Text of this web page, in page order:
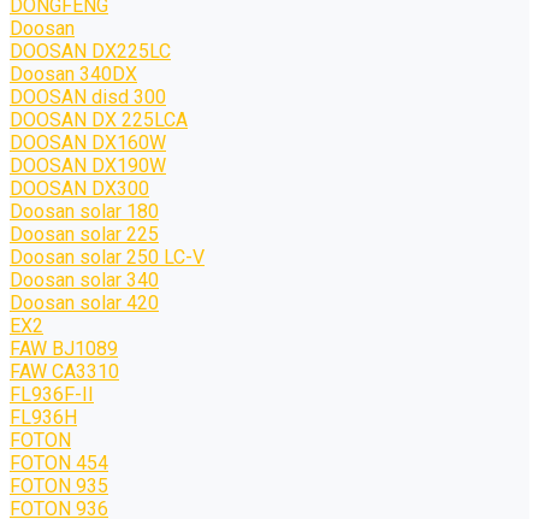
DONGFENG
Doosan
DOOSAN DX225LC
Doosan 340DX
DOOSAN disd 300
DOOSAN DX 225LCA
DOOSAN DX160W
DOOSAN DX190W
DOOSAN DX300
Doosan solar 180
Doosan solar 225
Doosan solar 250 LC-V
Doosan solar 340
Doosan solar 420
EX2
FAW BJ1089
FAW CA3310
FL936F-II
FL936H
FOTON
FOTON 454
FOTON 935
FOTON 936